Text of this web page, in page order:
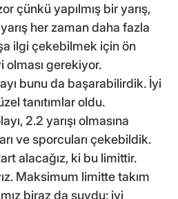
çünkü yapılmış bir yarış,
her zaman daha fazla
ilgi çekebilmek için ön
olması gerekiyor.
bunu da başarabilirdik. İyi
tanıtımlar oldu.
2.2 yarışı olmasına
ve sporcuları çekebildik.
alacağız, ki bu limittir.
Maksimum limitte takım
biraz da şuydu; iyi